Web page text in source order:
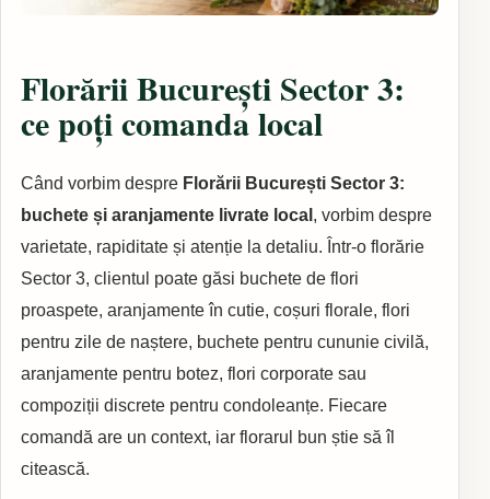
Florării București Sector 3:
ce poți comanda local
Când vorbim despre Florării București Sector 3:
buchete și aranjamente livrate local , vorbim despre
varietate, rapiditate și atenție la detaliu. Într-o florărie
Sector 3, clientul poate găsi buchete de flori
proaspete, aranjamente în cutie, coșuri florale, flori
pentru zile de naștere, buchete pentru cununie civilă,
aranjamente pentru botez, flori corporate sau
compoziții discrete pentru condoleanțe. Fiecare
comandă are un context, iar florarul bun știe să îl
citească.